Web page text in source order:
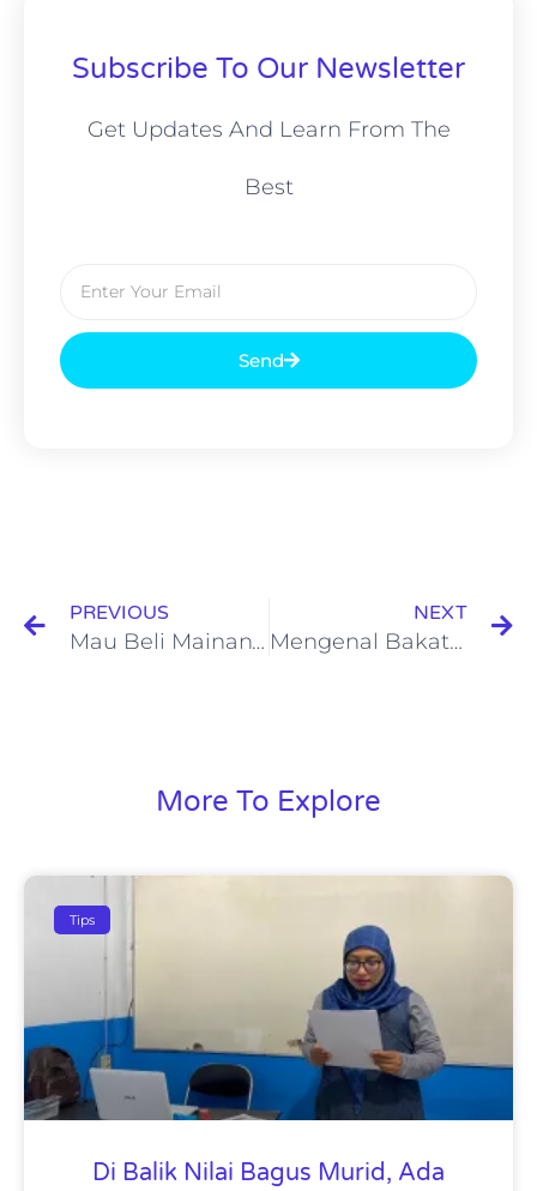
Subscribe To Our Newsletter
Get Updates And Learn From The
Best
Send
PREVIOUS
Mau Beli Mainan? Nabung Dulu !
NEXT
Mengenal Bakat Melalui ST 30
More To Explore
Tips
Di Balik Nilai Bagus Murid, Ada